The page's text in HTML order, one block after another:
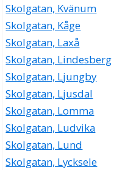
Skolgatan, Kvänum
Skolgatan, Kåge
Skolgatan, Laxå
Skolgatan, Lindesberg
Skolgatan, Ljungby
Skolgatan, Ljusdal
Skolgatan, Lomma
Skolgatan, Ludvika
Skolgatan, Lund
Skolgatan, Lycksele